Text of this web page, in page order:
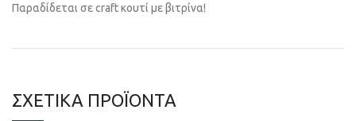
Παραδίδεται σε craft κουτί με βιτρίνα!
ΣΧΕΤΙΚΆ ΠΡΟΪΌΝΤΑ